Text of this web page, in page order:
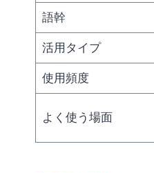
語幹
活用タイプ
使用頻度
よく使う場面